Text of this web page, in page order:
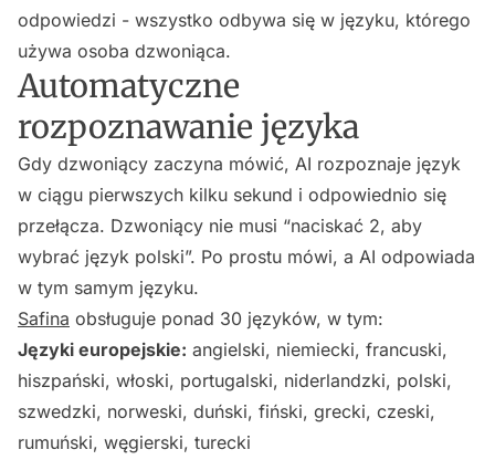
odpowiedzi - wszystko odbywa się w języku, którego
używa osoba dzwoniąca.
Automatyczne
rozpoznawanie języka
Gdy dzwoniący zaczyna mówić, AI rozpoznaje język
w ciągu pierwszych kilku sekund i odpowiednio się
przełącza. Dzwoniący nie musi “naciskać 2, aby
wybrać język polski”. Po prostu mówi, a AI odpowiada
w tym samym języku.
Safina obsługuje ponad 30 języków, w tym:
Języki europejskie: angielski, niemiecki, francuski,
hiszpański, włoski, portugalski, niderlandzki, polski,
szwedzki, norweski, duński, fiński, grecki, czeski,
rumuński, węgierski, turecki